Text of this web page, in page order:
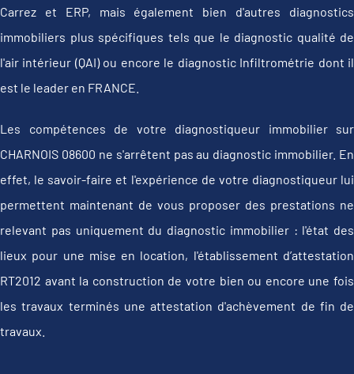
Carrez et ERP, mais également bien d'autres diagnostics
immobiliers plus spécifiques tels que le diagnostic qualité de
l'air intérieur (QAI) ou encore le diagnostic Infiltrométrie dont il
est le leader en FRANCE.
Les compétences de votre diagnostiqueur immobilier sur
CHARNOIS 08600 ne s'arrêtent pas au diagnostic immobilier. En
effet, le savoir-faire et l'expérience de votre diagnostiqueur lui
permettent maintenant de vous proposer des prestations ne
relevant pas uniquement du diagnostic immobilier : l'état des
lieux pour une mise en location, l'établissement d’attestation
RT2012 avant la construction de votre bien ou encore une fois
les travaux terminés une attestation d'achèvement de fin de
travaux.